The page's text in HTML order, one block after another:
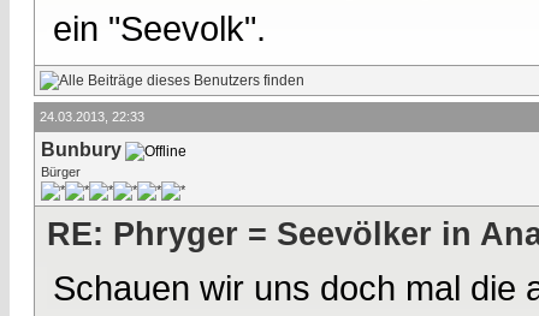
ein "Seevolk".
24.03.2013, 22:33
Bunbury
Bürger
RE: Phryger = Seevölker in
Schauen wir uns doch mal die